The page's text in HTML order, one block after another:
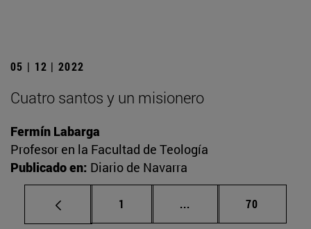
05 | 12 | 2022
Cuatro santos y un misionero
Fermín Labarga
Profesor en la Facultad de Teología
Publicado en: Diario de Navarra
Página
1 ... Páginas intermedias
Página
70